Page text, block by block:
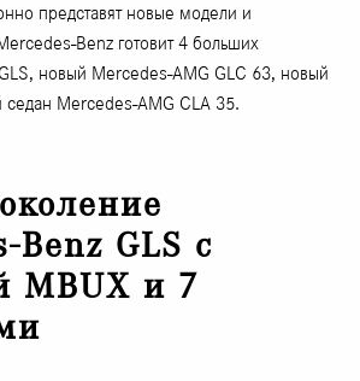
представят новые модели и
Benz готовит 4 больших
новый Mercedes-AMG GLC 63, новый
седан Mercedes-AMG CLA 35.
Benz GLS с
MBUX и 7